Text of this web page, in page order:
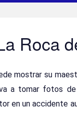
Roca
mostrar su
a tomar fotos
en un accidente